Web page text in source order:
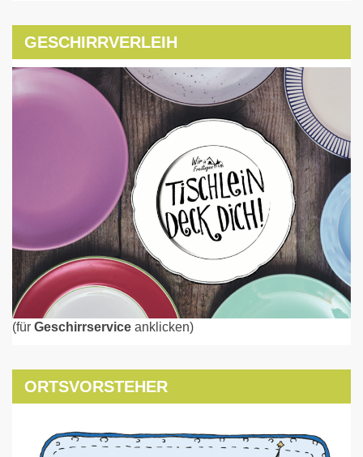
GESCHIRRVERLEIH
(für Geschirrservice anklicken)
ORTSVORSTEHER